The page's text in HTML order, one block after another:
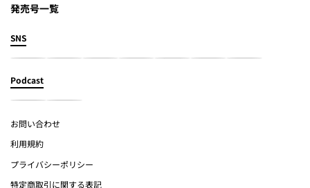
発売号一覧
SNS
Podcast
お問い合わせ
利用規約
プライバシーポリシー
特定商取引に関する表記